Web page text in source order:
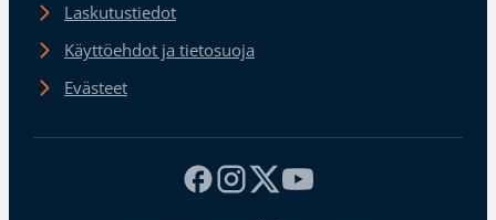
Laskutustiedot
Käyttöehdot ja tietosuoja
Evästeet